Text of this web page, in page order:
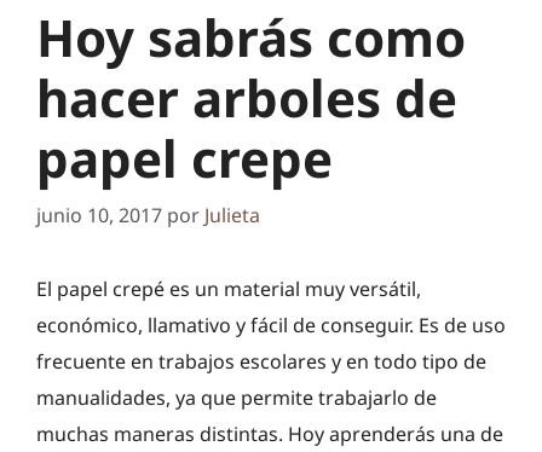
Hoy sabrás como
hacer arboles de
papel crepe
junio 10, 2017 por Julieta
El papel crepé es un material muy versátil,
económico, llamativo y fácil de conseguir. Es de uso
frecuente en trabajos escolares y en todo tipo de
manualidades, ya que permite trabajarlo de
muchas maneras distintas. Hoy aprenderás una de